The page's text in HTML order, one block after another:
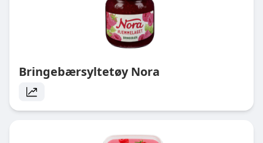
Bringebærsyltetøy Nora